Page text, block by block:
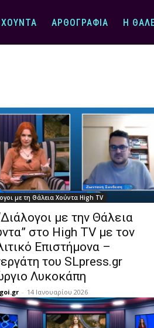
ΧΟΎΝΤΑ ΑΡΘΟΓΡΑΦΊΑ Η
με τη Θάλεια Χούντα High TV
με την Θάλεια
στο High TV με τον
Επιστήμονα –
του SLpress.gr
Λυκοκάπη
- 14 Ιανουαρίου 2026